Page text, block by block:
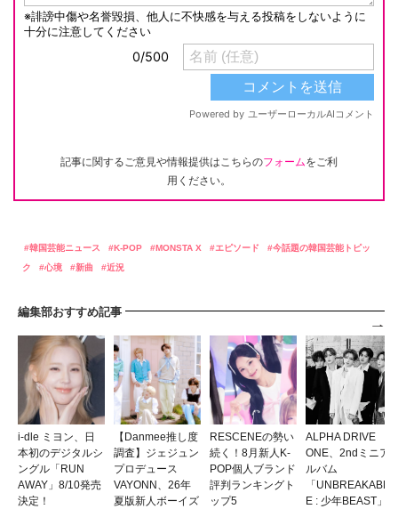
記事に関するご意見や情報提供はこちらのフォームをご利
用ください。
韓国芸能ニュース K-POP MONSTA X エピソード
今話題の韓国芸能トピッ
ク
心境 新曲 近況
編集部おすすめ記事
i-dle ミヨン、日
本初のデジタルシ
ングル「RUN
AWAY」8/10発売
決定！
【Danmee推し度
調査】ジェジュン
プロデュース
VAYONN、26年
夏版新人ボーイズ
RESCENEの勢い
続く！8月新人K-
POP個人ブランド
評判ランキングト
ップ5
ALPHA DRIVE
ONE、2ndミニア
ルバム
「UNBREAKABL
E : 少年BEAST」